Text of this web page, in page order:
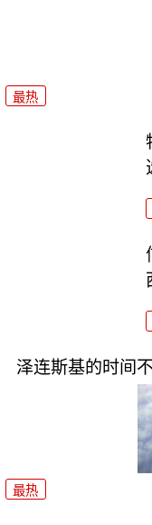
最热
泽连斯基的时间
最热